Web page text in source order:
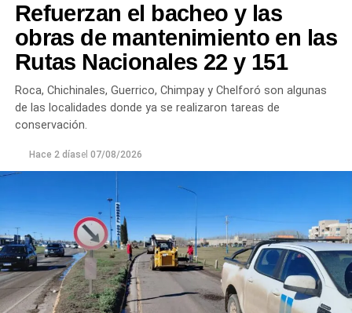
turbiedad cercanos a 80 NTU, mientras que en
Chichinales rondan los 10 NTU. En ambos casos, las
plantas continúan funcionando con monitoreo
permanente.
Los equipos técnicos de Aguas Rionegrinas mantienen
un seguimiento constante de la evolución de la turbiedad
con las condiciones que presenta el río.
Refuerzan el bacheo y las
obras de mantenimiento en las
Rutas Nacionales 22 y 151
Roca, Chichinales, Guerrico, Chimpay y Chelforó son algunas
de las localidades donde ya se realizaron tareas de
conservación.
Hace 2 díasel 07/08/2026